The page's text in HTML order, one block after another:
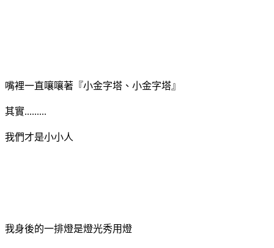
嘴裡一直嚷嚷著『小金字塔、小金字塔』
其實.........
我們才是小小人
我身後的一排燈是燈光秀用燈